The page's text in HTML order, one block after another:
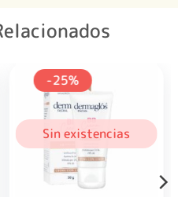
-25%
Sin existencias